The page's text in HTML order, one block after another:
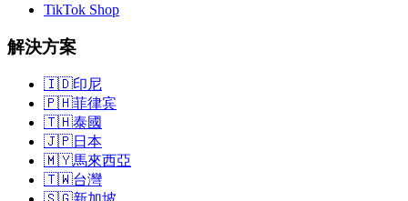
TikTok Shop
解決方案
🇮🇩印尼
🇵🇭菲律宾
🇹🇭泰國
🇯🇵日本
🇲🇾馬來西亞
🇹🇼台灣